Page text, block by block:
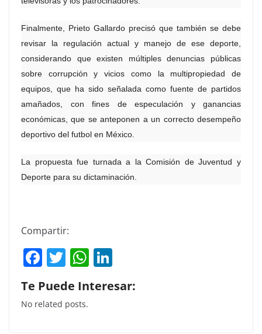
Finalmente, Prieto Gallardo precisó que también se debe
revisar la regulación actual y manejo de ese deporte,
considerando que existen múltiples denuncias públicas
sobre corrupción y vicios como la multipropiedad de
equipos, que ha sido señalada como fuente de partidos
amañados, con fines de especulación y ganancias
económicas, que se anteponen a un correcto desempeño
deportivo del futbol en México.
La propuesta fue turnada a la Comisión de Juventud y
Deporte para su dictaminación.
Compartir:
F
a
c
e
T
w
itt
er
W
h
at k
Te Puede Interesar:
No related posts.